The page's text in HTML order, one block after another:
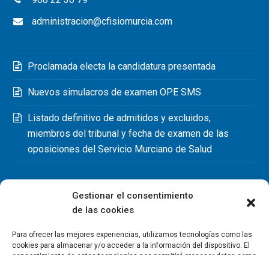
Gestionar el consentimiento
de las cookies
Para ofrecer las mejores experiencias, utilizamos tecnologías como las
cookies para almacenar y/o acceder a la información del dispositivo. El
administracion@cfisiomurcia.com
Proclamada electa la candidatura presentada
Nuevos simulacros de examen OPE SMS
Listado definitivo de admitidos y excluidos,
miembros del tribunal y fecha de examen de las
oposiciones del Servicio Murciano de Salud